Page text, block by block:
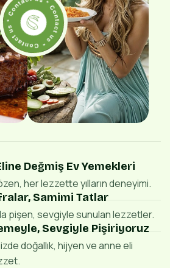
Değmiş Ev Yemekleri
her lezzette yılların deneyimi.
Samimi Tatlar
pişen, sevgiyle sunulan lezzetler.
Sevgiyle Pişiriyoruz
doğallık, hijyen ve anne eli